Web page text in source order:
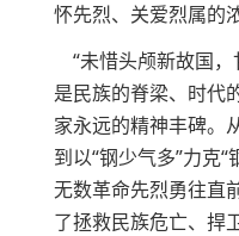
怀先烈、关爱烈属的
“未惜头颅新故国，
是民族的脊梁、时代
家永远的精神丰碑。
到以“钢少气多”力克“
无数革命先烈勇往直
了拯救民族危亡、捍